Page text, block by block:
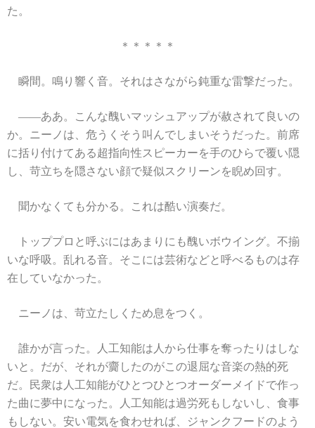
た。
＊＊＊＊＊
瞬間。鳴り響く音。それはさながら鈍重な雷撃だった。
――ああ。こんな醜いマッシュアップが赦されて良いの
か。ニーノは、危うくそう叫んでしまいそうだった。前席
に括り付けてある超指向性スピーカーを手のひらで覆い隠
し、苛立ちを隠さない顔で疑似スクリーンを睨め回す。
聞かなくても分かる。これは酷い演奏だ。
トッププロと呼ぶにはあまりにも醜いボウイング。不揃
いな呼吸。乱れる音。そこには芸術などと呼べるものは存
在していなかった。
ニーノは、苛立たしくため息をつく。
誰かが言った。人工知能は人から仕事を奪ったりはしな
いと。だが、それが齎したのがこの退屈な音楽の熱的死
だ。民衆は人工知能がひとつひとつオーダーメイドで作っ
た曲に夢中になった。人工知能は過労死もしないし、食事
もしない。安い電気を食わせれば、ジャンクフードのよう